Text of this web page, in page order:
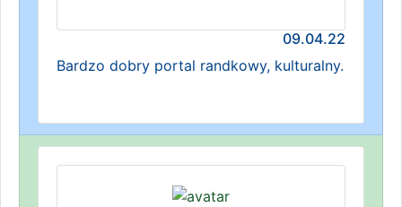
09.04.22
Bardzo dobry portal randkowy, kulturalny.